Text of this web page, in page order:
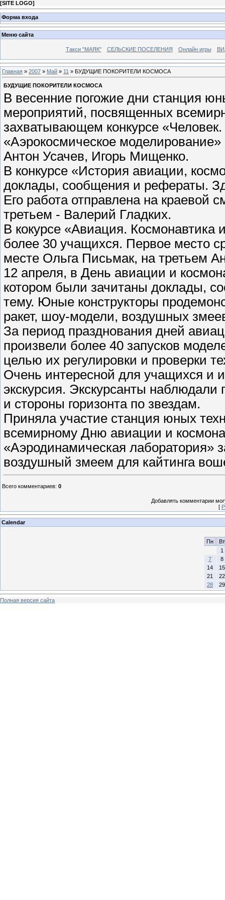
[SITE LOGO]
Форма входа
Меню сайта
Такси "МАЯК" СЕЛЬСКИЕ ПОСЕЛЕНИЯ Онлайн игры
Главная » 2007 » Май » 11 » БУДУЩИЕ ПОКОРИТЕЛИ КОСМОСА
БУДУЩИЕ ПОКОРИТЕЛИ КОСМОСА
В весенние погожие дни станция
мероприятий, посвященных
захватывающем конкурсе
«Аэрокосмическое
Антон Усачев, Игорь Мищенко.
В конкурсе «История авиации,
доклады, сообщения и рефераты.
Его работа отправлена на краевой
третьем - Валерий Гладких.
В кокурсе «Авиация. Космонавтика
более 30 учащихся. Первое место
месте Ольга Письмак, на третьем
12 апреля, в День авиации и
котором были зачитаны доклады,
тему. Юные конструкторы
ракет, шоу-модели, воздушных
За период празднования дней
произвели более 40 запусков
целью их регулировки и проверки
Очень интересной для учащихся и
экскурсия. Экскурсанты наблюдали
и стороны горизонта по звездам.
Приняла участие станция юных
всемирному Дню авиации и
«Аэродинамическая лаборатория»
воздушный змеем для кайтинга
Всего комментариев: 0
Добавлять комментарии
[
Calendar
Пн
Вт
1
7
8
14
15
21
22
28
29
Полная версия сайта